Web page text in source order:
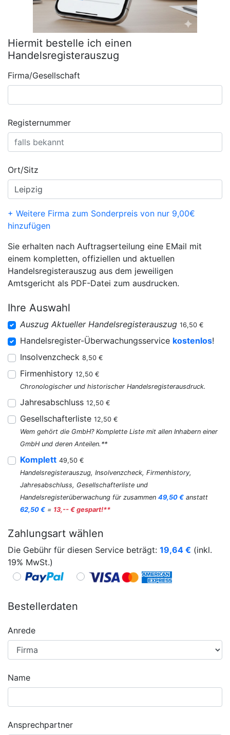
Hiermit bestelle ich einen
Handelsregisterauszug
Firma/Gesellschaft
Registernummer
Ort/Sitz
+ Weitere Firma zum Sonderpreis von nur 9,00€
hinzufügen
Sie erhalten nach Auftragserteilung eine EMail mit
einem kompletten, offiziellen und aktuellen
Handelsregisterauszug aus dem jeweiligen
Amtsgericht als PDF-Datei zum ausdrucken.
Ihre Auswahl
Auszug Aktueller Handelsregisterauszug 16,50 €
Handelsregister-Überwachungsservice kostenlos!
Insolvenzcheck 8,50 €
Firmenhistory 12,50 €
Chronologischer und historischer Handelsregisterausdruck.
Jahresabschluss 12,50 €
Gesellschafterliste 12,50 €
Wem gehört die GmbH? Komplette Liste mit allen Inhabern einer
GmbH und deren Anteilen.**
Komplett 49,50 €
Handelsregisterauszug, Insolvenzcheck, Firmenhistory,
Jahresabschluss, Gesellschafterliste und
Handelsregisterüberwachung für zusammen 49,50 € anstatt
62,50 € = 13,-- € gespart!**
Zahlungsart wählen
Die Gebühr für diesen Service beträgt: 19,64 € (inkl.
19% MwSt.)
Bestellerdaten
Anrede
Name
Ansprechpartner